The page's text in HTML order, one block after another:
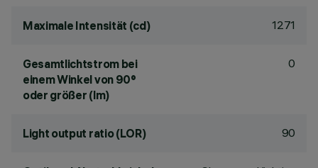
Maximale Intensität (cd) 1271
Gesamtlichtstrom bei
einem Winkel von 90°
oder größer (lm)
0
Light output ratio (LOR) 90